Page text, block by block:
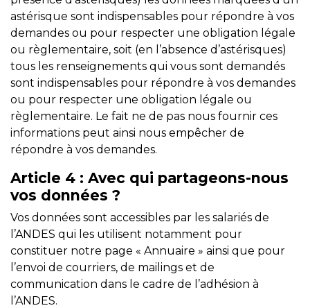
astérisque sont indispensables pour répondre à vos
demandes ou pour respecter une obligation légale
ou règlementaire, soit (en l’absence d’astérisques)
tous les renseignements qui vous sont demandés
sont indispensables pour répondre à vos demandes
ou pour respecter une obligation légale ou
règlementaire. Le fait ne de pas nous fournir ces
informations peut ainsi nous empêcher de
répondre à vos demandes.
Article 4 : Avec qui partageons-nous
vos données ?
Vos données sont accessibles par les salariés de
l’ANDES qui les utilisent notamment pour
constituer notre page « Annuaire » ainsi que pour
l’envoi de courriers, de mailings et de
communication dans le cadre de l’adhésion à
l’ANDES.